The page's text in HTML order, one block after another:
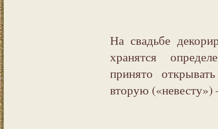
На свадьбе
хранятся
принято
вторую («невесту»)